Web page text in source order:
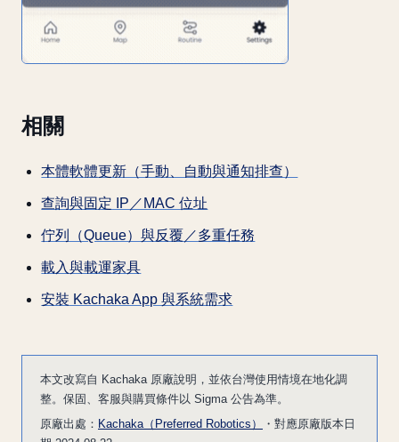
相關
本體軟體更新（手動、自動與通知排查）
查詢與固定 IP／MAC 位址
佇列（Queue）與反覆／多重任務
載入與載運家具
安裝 Kachaka App 與系統需求
本文改寫自 Kachaka 原廠說明，並依台灣使用情境在地化調
整。保固、客服與購買條件以 Sigma 公告為準。
原廠出處： Kachaka（Preferred Robotics）
・對應原廠版本日